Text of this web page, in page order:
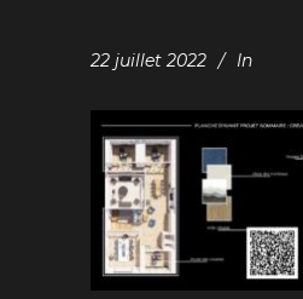
22 juillet 2022 In